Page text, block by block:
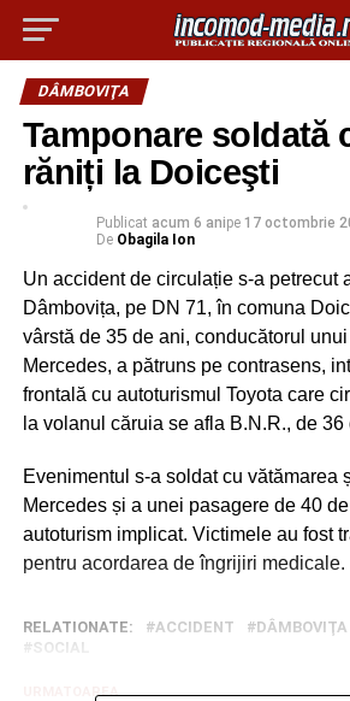
DÂMBOVIŢA
Tamponare soldată
răniți la Doiceşti
Publicat acum 6 anipe 17 octombrie
De Obagila Ion
Un accident de circulație s-a petrecut
Dâmbovița, pe DN 71, în comuna
vârstă de 35 de ani, conducătorul
Mercedes, a pătruns pe contrasens,
frontală cu autoturismul Toyota care
la volanul căruia se afla B.N.R., de 36
Evenimentul s-a soldat cu vătămarea
Mercedes și a unei pasagere de 40
autoturism implicat. Victimele au fost
pentru acordarea de îngrijiri medicale.
RELATIONATE: ACCIDENT DÂMBOVIŢA
SOCIAL
URMATOAREA